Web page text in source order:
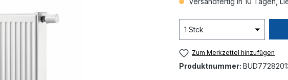
Zum Merkzettel hinzufügen
Produktnummer: